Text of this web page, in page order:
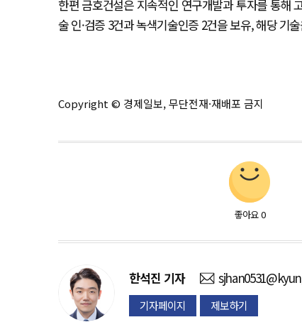
한편 금호건설은 지속적인 연구개발과 투자를 통해
술 인·검증 3건과 녹색기술인증 2건을 보유, 해당 기
Copyright © 경제일보, 무단전재·재배포 금지
좋아요 0
한석진 기자
기자페이지 제보하기